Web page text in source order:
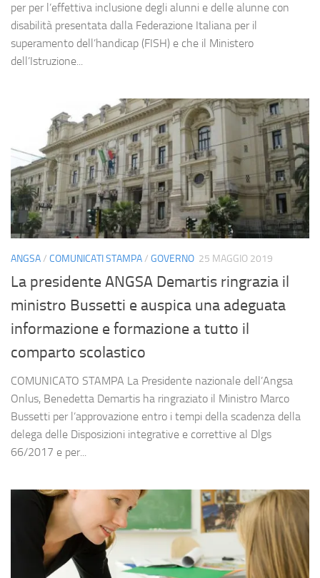
per per l’effettiva inclusione degli alunni e delle alunne con
disabilità presentata dalla Federazione Italiana per il
superamento dell’handicap (FISH) e che il Ministero
dell’Istruzione...
ANGSA/ COMUNICATI STAMPA/ GOVERNO 25 MAGGIO 2019
La presidente ANGSA Demartis ringrazia il
ministro Bussetti e auspica una adeguata
informazione e formazione a tutto il
comparto scolastico
COMUNICATO STAMPA La Presidente nazionale dell’Angsa
Onlus, Benedetta Demartis ha ringraziato il Ministro Marco
Bussetti per l’approvazione entro i tempi della scadenza della
delega delle Disposizioni integrative e correttive al Dlgs
66/2017 e per...